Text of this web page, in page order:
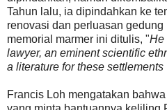
Tahun lalu, ia dipindahkan ke
renovasi dan perluasan
memorial marmer ini ditulis, "He
lawyer, an eminent scientific
a literature for these settlements
Francis Loh mengatakan